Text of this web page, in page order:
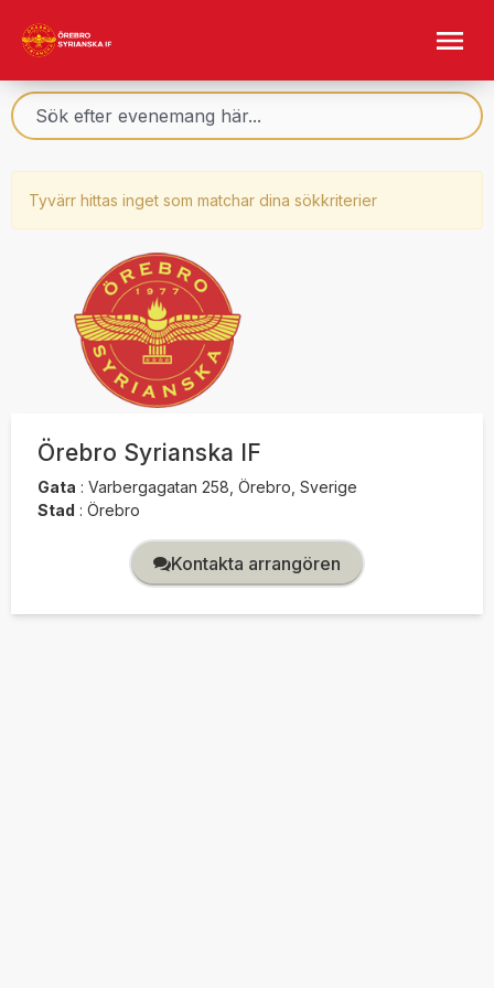
Tyvärr hittas inget som matchar dina sökkriterier
Örebro Syrianska IF
Gata : Varbergagatan 258, Örebro, Sverige
Stad : Örebro
Kontakta arrangören